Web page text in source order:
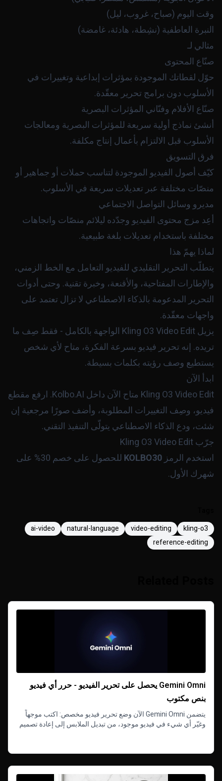
وقت اليوم (صباح، غروب، ليل)
النبرة العاطفية (نشِطة، هادئة، غامضة)
مثالي لـ
صنّاع المحتوى
حوّل لقطاتك الموجودة بمؤثرات إبداعية وتغييرات في
الأسلوب دون برامج تحرير معقّدة.
صنّاع الأفلام وفنّاني المؤثرات البصرية
أنشئ نماذج أولية سريعة للمؤثرات البصرية ومعالجات
الأسلوب قبل الالتزام بأعمال إنتاج مكلفة.
فرق التسويق
كيّف أصول الفيديو الموجودة لتناسب حملات أو جماهير أو
منصّات مختلفة عبر تعديلات سريعة في الأسلوب.
مديرو وسائل التواصل الاجتماعي
أعِد مزج محتوى الفيديو وجدّده ليلائم منصّات واتجاهات
مختلفة باستخدام تعديلات بلغة طبيعية.
لماذا يهمّ هذا
يتطلّب التحرير التقليدي للفيديو التعامل مع الخط الزمني،
والإطارات المفتاحية، والأقنعة، وخبرة تقنية. وحتى أدوات
التحرير المدعومة بالذكاء الاصطناعي لا تزال تعتمد على
واجهات معقّدة.
يزيل Kling O3 Video Edit الواجهة بالكامل - فقط صِف ما
تريده. إنه تحرير فيديو بسرعة الفكرة، متاح لأي شخص
يستطيع وصف رؤيته بكلمات بسيطة.
ابدأ الآن
Kling O3 Video Edit متاح الآن داخل Kolbo.AI. ارفع مقطع
فيديو، وصِف التغييرات المطلوبة، وأضف صورًا مرجعية إن
شئت، ودع الذكاء الاصطناعي يتولّى التنفيذ التقني.
جرّب Kling O3 Video Edit
استخدم الرمز KOLBO30
للحصول على خصم 30% على
شهرك الأول.
kling-o3
video-editing
natural-language
ai-video
reference-editing
Gemini Omni يحصل على تحرير الفيديو - حرر أي فيديو
بنص مكتوب
يتضمن Gemini Omni الآن وضع تحرير فيديو مخصص: اكتب موجهاً
وغيّر أي شيء في فيديو موجود، من تبديل الملابس إلى إعادة تصميم